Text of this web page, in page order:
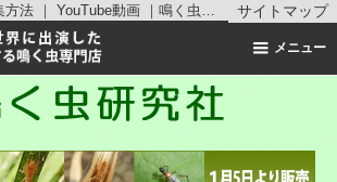
ヒロバネカンタンの採集方法 ｜ YouTube動画 ｜鳴く虫研究社 | スズムシ マツムシ キリギリス 通販 サイトマップ
メニュー